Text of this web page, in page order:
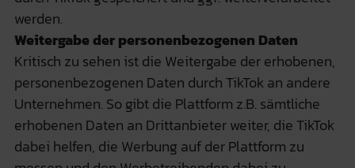
werden.
Weitergabe der personenbezogenen Daten
Kritisch zu sehen ist die Weitergabe der erhobenen,
personenbezogenen Daten durch TikTok an andere
Unternehmen. So gibt die Plattform z.B. sämtliche
erhobenen Daten an Drittanbieter weiter, die TikTok
dabei helfen, die Werbung auf der Plattform zu